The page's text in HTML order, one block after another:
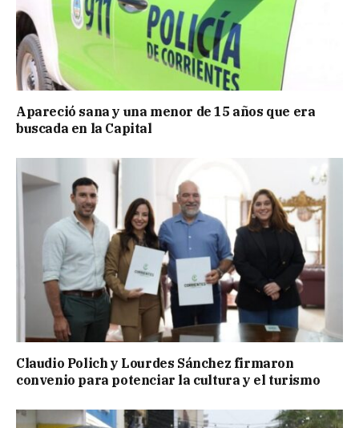
Apareció sana y una menor de 15 años que era
buscada en la Capital
Claudio Polich y Lourdes Sánchez firmaron
convenio para potenciar la cultura y el turismo